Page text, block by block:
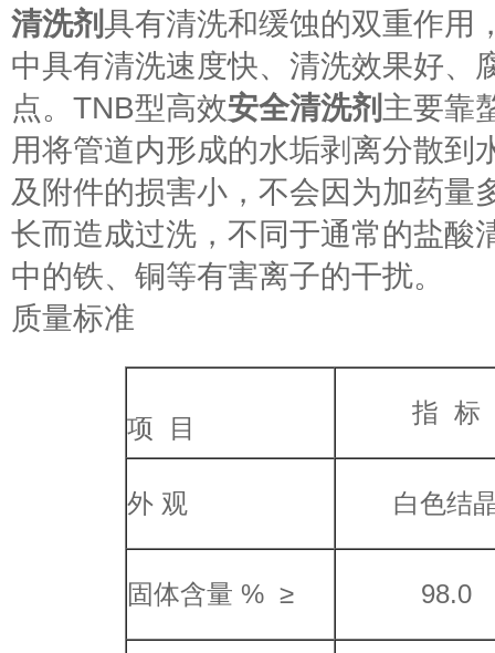
清洗剂具有清洗和缓蚀的双重作用
中具有清洗速度快、清洗效果好、
点。TNB型高效安全清洗剂 主要靠
用将管道内形成的水垢剥离分散到
及附件的损害小，不会因为加药量
长而造成过洗，不同于通常的盐酸
中的铁、铜等有害离子的干扰。
质量标准
项 目
指 标
外 观 白色结
固体含量 % ≥ 98.0